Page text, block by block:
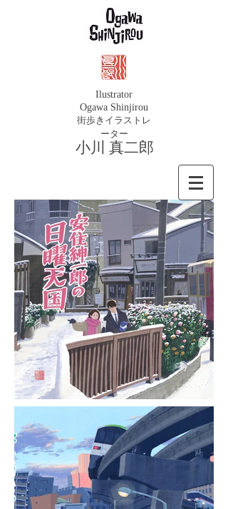
​小川 真二郎
Ilustrator
Ogawa Shinjirou
街歩きイラ ストレ
ーター